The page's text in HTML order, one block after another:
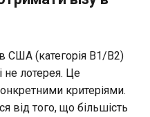
США (категорія B1/B2)
не лотерея. Це
критеріями.
від того, що більшість